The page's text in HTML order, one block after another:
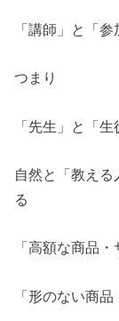
「講師」と「参
つまり
「先生」と「
自然と「教え
る
「高額な商品・
「形のない商品